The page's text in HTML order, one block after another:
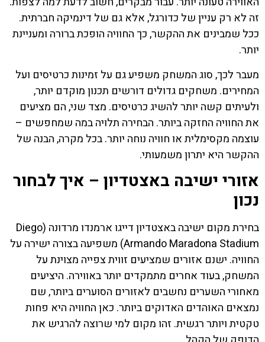
זה לא רק עניין של כדורגל, אלא גם של דינמיקה חברתית.
ככל שמבינים את ההקשר, כך החוויה הופכת ברורה ומעניינת
יותר.
מעבר לכך, סוג המשחק משפיע גם על זמינות כרטיסים ועל
המחירים. משחקים גדולים דורשים תכנון מוקדם יותר,
ולעיתים קשה יותר להשיג כרטיסים. מצד שני, הם מציעים
את החוויה החזקה ביותר. הבחירה תלויה במה שמחפשים –
עוצמה מקסימלית או חוויה נוחה יותר. בכל מקרה, הבנה של
ההקשר היא יתרון משמעותי.
אזורי ישיבה באצטדיון – איך לבחור
נכון
בחירת מקום ישיבה באצטדיון דייגו ארמנדו מרדונה (Diego
Armando Maradona Stadium) משפיעה בצורה ישירה על
החוויה. ישנם אזורים שמציעים זווית צפייה מצוינת על
המשחק, בעוד אחרים מתמקדים יותר באווירה. היציעים
מאחורי השערים נחשבים לאזורים הסוערים ביותר, שם
נמצאים האוהדים האדוקים ביותר. כאן החוויה היא פחות
טקטית ויותר רגשית. זהו מקום למי שרוצה להרגיש את